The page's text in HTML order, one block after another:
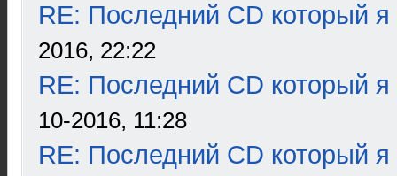
RE: Последний CD который я
2016, 22:22
RE: Последний CD который я
10-2016, 11:28
RE: Последний CD который я